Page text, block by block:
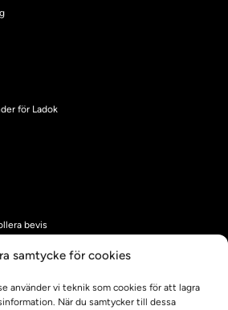
samtycke för cookies
använder vi teknik som cookies för att lagra
När du samtycker till dessa
för Ladok
bevis